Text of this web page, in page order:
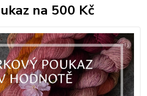
na 500 Kč